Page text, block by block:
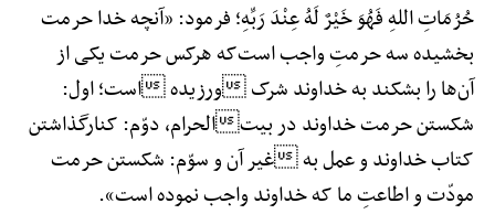
حُرُمَاتِ اللهِ فَهُوَ خَیْرٌ لَهُ عِنْدَ رَبِّهِ؛ فرمود: «آنچه خدا حرمت
بخشیده سه حرمتِ واجب است‌که هرکس حرمت یکی از
آن‌ها را بشکند به خداوند شرک ورزیده است؛ اول:
شکستن حرمت خداوند در بیتالحرام، دوّم: کنارگذاشتن
کتاب خداوند و عمل به غیر آن و سوّم: شکستن حرمت
مودّت و اطاعتِ ما که خداوند واجب نموده است».